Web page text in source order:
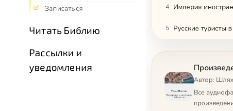
Записаться
Читать Библию
Рассылки и
уведомления
4 Империя
5 Русские туристы
Автор:
Все